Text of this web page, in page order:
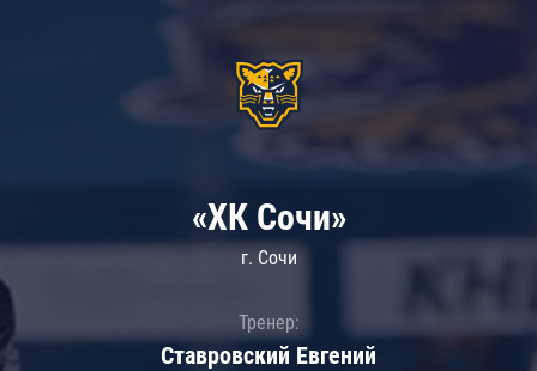
«ХК Сочи»
г. Сочи
Тренер:
Ставровский Евгений